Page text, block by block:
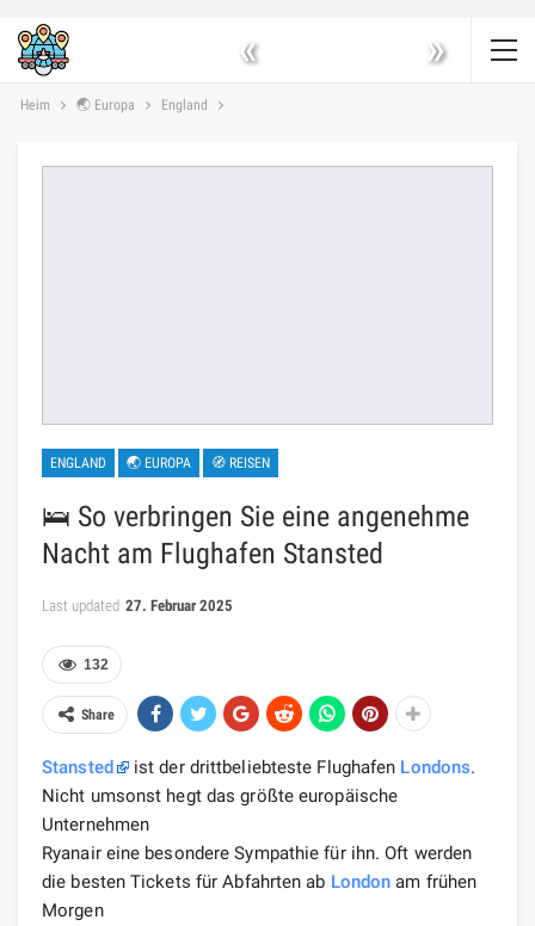
« »
Heim 🌏 Europa England
ENGLAND 🌏 EUROPA 🧭 REISEN
🛌 So verbringen Sie eine angenehme
Nacht am Flughafen Stansted
Last updated 27. Februar 2025
132
Share
Stansted ist der drittbeliebteste Flughafen Londons.
Nicht umsonst hegt das größte europäische
Unternehmen
Ryanair eine besondere Sympathie für ihn. Oft werden
die besten Tickets für Abfahrten ab London am frühen
Morgen